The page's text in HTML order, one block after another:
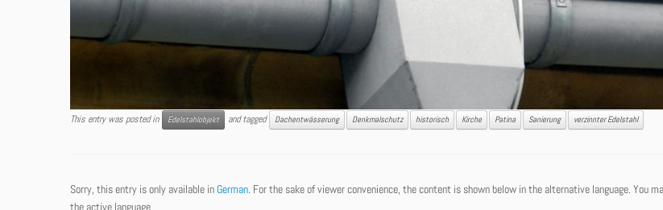
This entry was posted in Edelstahlobjekt and tagged Dachentwässerung Denkmalschutz historisch Kirche Patina Sanierung verzinnter Edelstahl
Sorry, this entry is only available in German. For the sake of viewer convenience, the content is shown below in the alternative language. You
the active language.